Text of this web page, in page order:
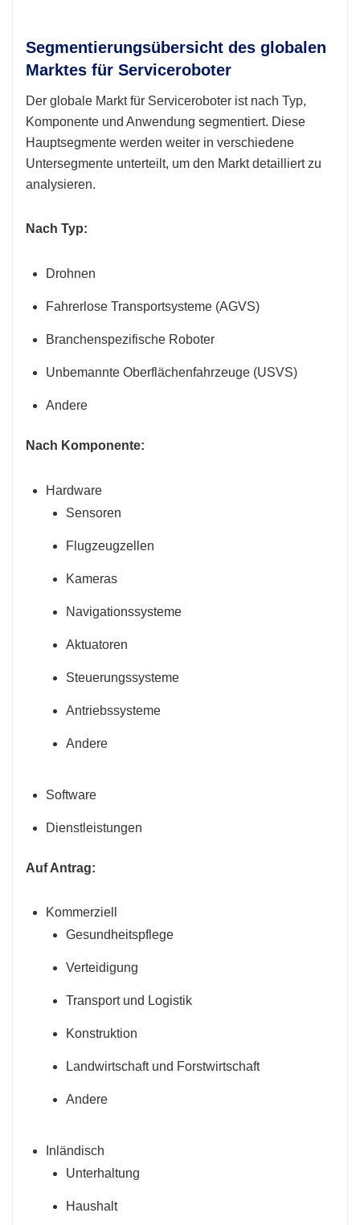
Segmentierungsübersicht des globalen
Marktes für Serviceroboter
Der globale Markt für Serviceroboter ist nach Typ,
Komponente und Anwendung segmentiert. Diese
Hauptsegmente werden weiter in verschiedene
Untersegmente unterteilt, um den Markt detailliert zu
analysieren.
Nach Typ:
Drohnen
Fahrerlose Transportsysteme (AGVS)
Branchenspezifische Roboter
Unbemannte Oberflächenfahrzeuge (USVS)
Andere
Nach Komponente:
Hardware
Sensoren
Flugzeugzellen
Kameras
Navigationssysteme
Aktuatoren
Steuerungssysteme
Antriebssysteme
Andere
Software
Dienstleistungen
Auf Antrag:
Kommerziell
Gesundheitspflege
Verteidigung
Transport und Logistik
Konstruktion
Landwirtschaft und Forstwirtschaft
Andere
Inländisch
Unterhaltung
Haushalt